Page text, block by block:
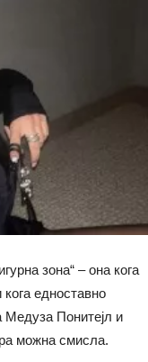
зона“ – она кога
едноставно
Медуза Понитeјл и
можна смисла.